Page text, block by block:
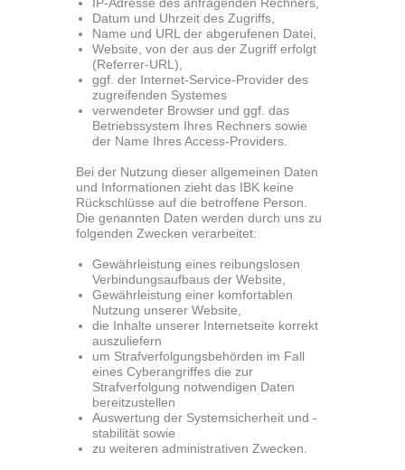
Datum und Uhrzeit des Zugriffs,
Name und URL der abgerufenen Datei,
Website, von der aus der Zugriff erfolgt
(Referrer-URL),
ggf. der Internet-Service-Provider des
zugreifenden Systemes
verwendeter Browser und ggf. das
Betriebssystem Ihres Rechners sowie
der Name Ihres Access-Providers.
Bei der Nutzung dieser allgemeinen Daten
und Informationen zieht das IBK keine
Rückschlüsse auf die betroffene Person.
Die genannten Daten werden durch uns zu
folgenden Zwecken verarbeitet:
Gewährleistung eines reibungslosen
Verbindungsaufbaus der Website,
Gewährleistung einer komfortablen
Nutzung unserer Website,
die Inhalte unserer Internetseite korrekt
auszuliefern
um Strafverfolgungsbehörden im Fall
eines Cyberangriffes die zur
Strafverfolgung notwendigen Daten
bereitzustellen
Auswertung der Systemsicherheit und -
stabilität sowie
zu weiteren administrativen Zwecken.